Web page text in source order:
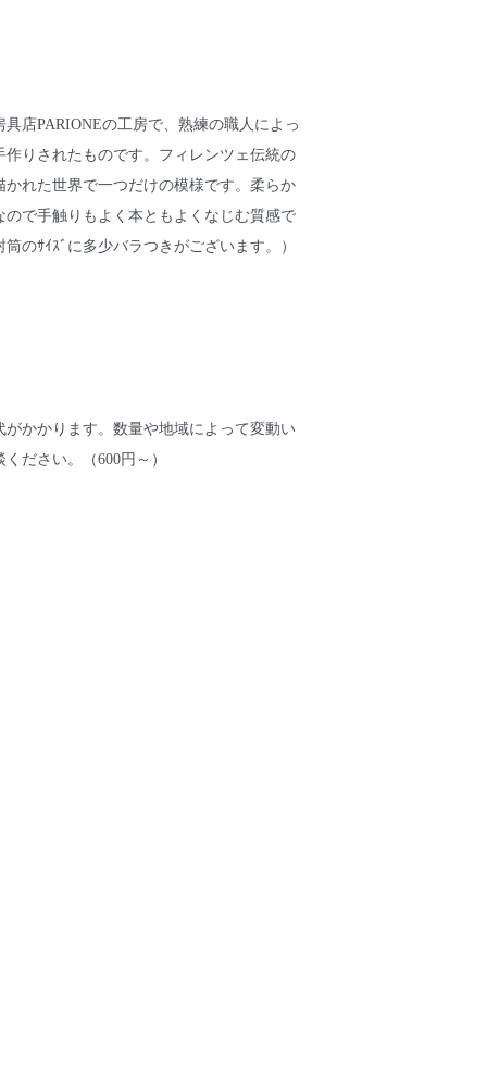
具店PARIONEの工房で、熟練の職人によっ
作りされたものです。フィレンツェ伝統の
かれた世界で一つだけの模様です。柔らか
ので手触りもよく本ともよくなじむ質感で
のｻｲｽﾞに多少バラつきがございます。）
かかります。数量や地域によって変動い
ださい。（600円～）